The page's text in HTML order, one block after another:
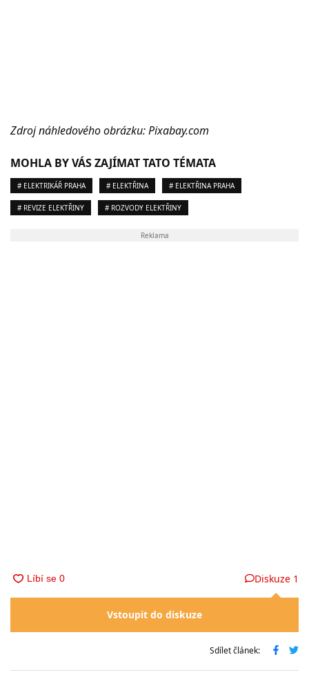
Zdroj náhledového obrázku: Pixabay.com
MOHLA BY VÁS ZAJÍMAT TATO TÉMATA
# ELEKTRIKÁŘ PRAHA # ELEKTŘINA # ELEKTŘINA PRAHA
# REVIZE ELEKTŘINY # ROZVODY ELEKTŘINY
Reklama
Diskuze 1
Vstoupit do diskuze
Sdílet článek: